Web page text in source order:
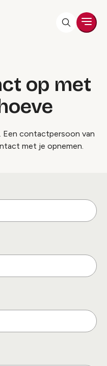
op met
Een contactpersoon van
met je opnemen.